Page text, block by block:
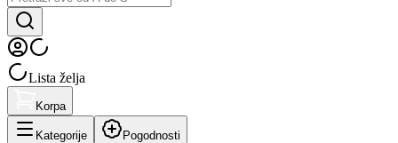
Lista želja
Korpa
Kategorije Pogodnosti